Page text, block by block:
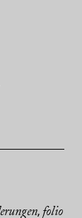
, folio